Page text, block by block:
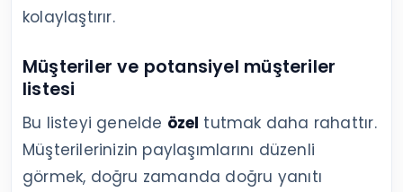
kolaylaştırır.
Müşteriler ve potansiyel müşteriler
listesi
Bu listeyi genelde özel tutmak daha rahattır.
Müşterilerinizin paylaşımlarını düzenli
görmek, doğru zamanda doğru yanıtı